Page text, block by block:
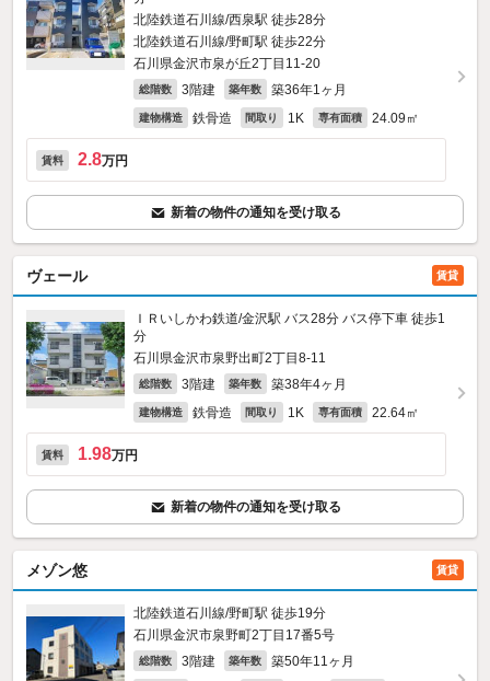
北陸鉄道石川線/西泉駅 徒歩28分
北陸鉄道石川線/野町駅 徒歩22分
石川県金沢市泉が丘2丁目11-20
総階数 3階建 築年数 築36年1ヶ月
建物構造 鉄骨造 間取り 1K 専有面積 24.09㎡
賃料 2.8万円
新着の物件の通知を受け取る
ヴェール 賃貸
ＩＲいしかわ鉄道/金沢駅 バス28分 バス停下車 徒歩1
分
石川県金沢市泉野出町2丁目8-11
総階数 3階建 築年数 築38年4ヶ月
建物構造 鉄骨造 間取り 1K 専有面積 22.64㎡
賃料 1.98万円
新着の物件の通知を受け取る
メゾン悠 賃貸
北陸鉄道石川線/野町駅 徒歩19分
石川県金沢市泉野町2丁目17番5号
総階数 3階建 築年数 築50年11ヶ月